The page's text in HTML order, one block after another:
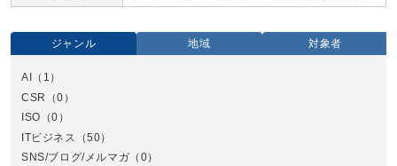
ジャンル 地域 対象者
AI
（1）
CSR
（0）
ISO （0）
ITビジネス
（50）
SNS/ブログ/メルマガ （0）